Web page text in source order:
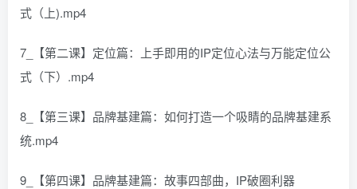
式（上).mp4
7_【第二课】定位篇：上手即用的IP定位心法与万能定位公
式（下）.mp4
8_【第三课】品牌基建篇：如何打造一个吸睛的品牌基建系
统.mp4
9_【第四课】品牌基建篇：故事四部曲，IP破圈利器